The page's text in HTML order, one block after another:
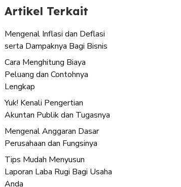
Artikel Terkait
Mengenal Inflasi dan Deflasi
serta Dampaknya Bagi Bisnis
Cara Menghitung Biaya
Peluang dan Contohnya
Lengkap
Yuk! Kenali Pengertian
Akuntan Publik dan Tugasnya
Mengenal Anggaran Dasar
Perusahaan dan Fungsinya
Tips Mudah Menyusun
Laporan Laba Rugi Bagi Usaha
Anda